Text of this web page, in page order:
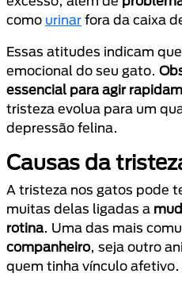
como urinar fora da caixa
Essas atitudes indicam
emocional do seu gato.
essencial para agir
tristeza evolua para um
depressão felina.
Causas da
A tristeza nos gatos pode
muitas delas ligadas a
rotina. Uma das mais
companheiro, seja outro
quem tinha vínculo afetivo.